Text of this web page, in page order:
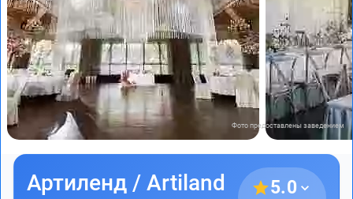
Фото предоставлены заведением
Артиленд / Artiland 5.0